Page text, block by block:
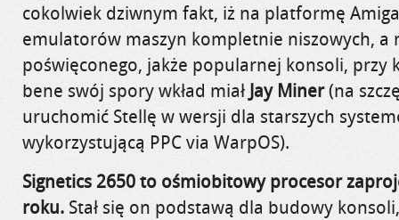
cokolwiek dziwnym fakt, iż na platformę
emulatorów maszyn kompletnie niszowych, a
poświęconego, jakże popularnej konsoli,
bene swój spory wkład miał Jay Miner(na
uruchomić Stellę w wersji dla starszych
wykorzystującą PPC via WarpOS).
Signetics 2650 to ośmiobitowy procesor
roku. Stał się on podstawą dla budowy